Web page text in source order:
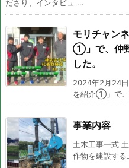
ださり、インタビュ ...
モリチャン
①」で、仲
した。
2024年2月24
を紹介①」で、
事業内容
土木工事一式
作物を建設す